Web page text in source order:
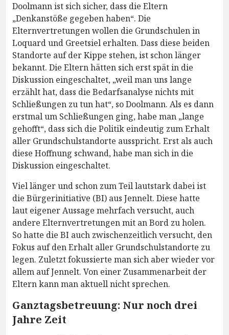
Doolmann ist sich sicher, dass die Eltern
„Denkanstöße gegeben haben“. Die
Elternvertretungen wollen die Grundschulen in
Loquard und Greetsiel erhalten. Dass diese beiden
Standorte auf der Kippe stehen, ist schon länger
bekannt. Die Eltern hätten sich erst spät in die
Diskussion eingeschaltet, „weil man uns lange
erzählt hat, dass die Bedarfsanalyse nichts mit
Schließungen zu tun hat“, so Doolmann. Als es dann
erstmal um Schließungen ging, habe man „lange
gehofft“, dass sich die Politik eindeutig zum Erhalt
aller Grundschulstandorte ausspricht. Erst als auch
diese Hoffnung schwand, habe man sich in die
Diskussion eingeschaltet.
Viel länger und schon zum Teil lautstark dabei ist
die Bürgerinitiative (BI) aus Jennelt. Diese hatte
laut eigener Aussage mehrfach versucht, auch
andere Elternvertretungen mit an Bord zu holen.
So hatte die BI auch zwischenzeitlich versucht, den
Fokus auf den Erhalt aller Grundschulstandorte zu
legen. Zuletzt fokussierte man sich aber wieder vor
allem auf Jennelt. Von einer Zusammenarbeit der
Eltern kann man aktuell nicht sprechen.
Ganztagsbetreuung: Nur noch drei
Jahre Zeit